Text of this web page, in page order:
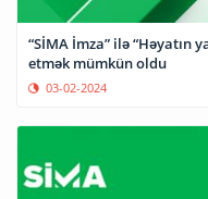
“SİMA İmza” ilə “Həyatın
etmək mümkün oldu
03-02-2024